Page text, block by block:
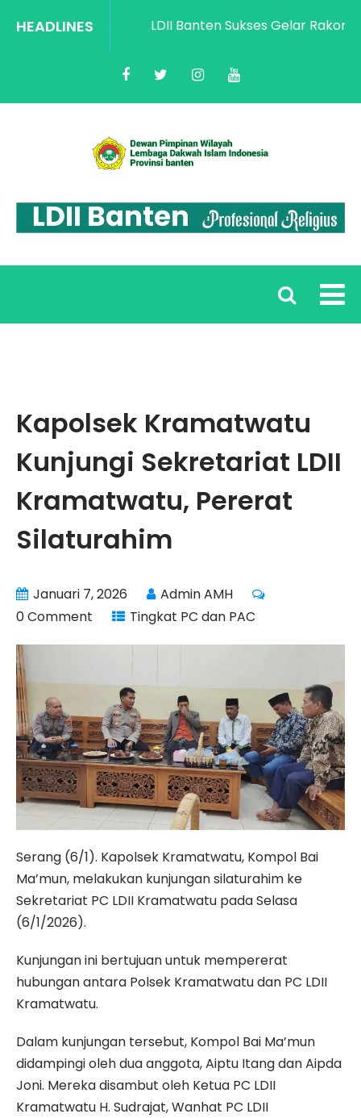
HEADLINES LDII Banten Sukses Gelar
Kapolsek Kramatwatu
Kunjungi Sekretariat LDII
Kramatwatu, Pererat
Silaturahim
Januari 7, 2026
Admin AMH
0 Comment
Tingkat PC dan PAC
Serang (6/1). Kapolsek Kramatwatu, Kompol Bai
Ma’mun, melakukan kunjungan silaturahim ke
Sekretariat PC LDII Kramatwatu pada Selasa
(6/1/2026).
Kunjungan ini bertujuan untuk mempererat
hubungan antara Polsek Kramatwatu dan PC LDII
Kramatwatu.
Dalam kunjungan tersebut, Kompol Bai Ma’mun
didampingi oleh dua anggota, Aiptu Itang dan Aipda
Joni. Mereka disambut oleh Ketua PC LDII
Kramatwatu H. Sudrajat, Wanhat PC LDII